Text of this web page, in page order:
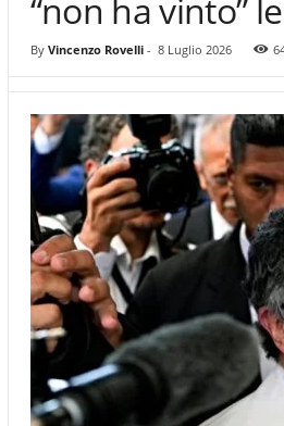
“non ha vinto”
By Vincenzo Rovelli- 8 Luglio 2026